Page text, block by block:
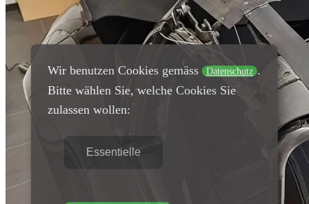
Wir benutzen Cookies gemäss Datenschutz .
Bitte wählen Sie, welche Cookies Sie
zulassen wollen:
Essentielle